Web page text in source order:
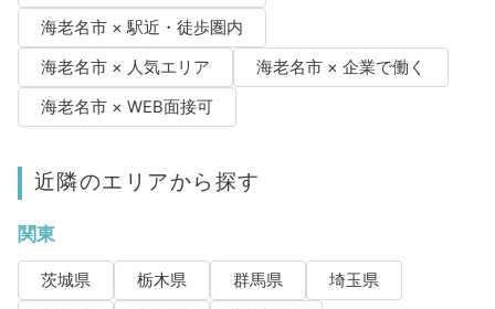
海老名市 × 駅近・徒歩圏内
海老名市 × 人気エリア
海老名市 × 企業で働く
海老名市 × WEB面接可
近隣のエリアから探す
関東
茨城県 栃木県 群馬県
埼玉県